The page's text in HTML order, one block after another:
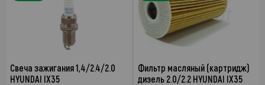
Свеча зажигания 1,4/2.4/2.0
HYUNDAI IX35
Фильтр масляный (картридж)
дизель 2.0/2.2 HYUNDAI IX35